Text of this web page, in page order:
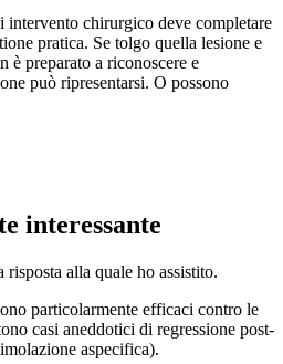
intervento chirurgico deve completare
pratica. Se tolgo quella lesione e
è preparato a riconoscere e
può ripresentarsi. O possono
interessante
alla quale ho assistito.
particolarmente efficaci contro le
casi aneddotici di regressione post-
aspecifica).